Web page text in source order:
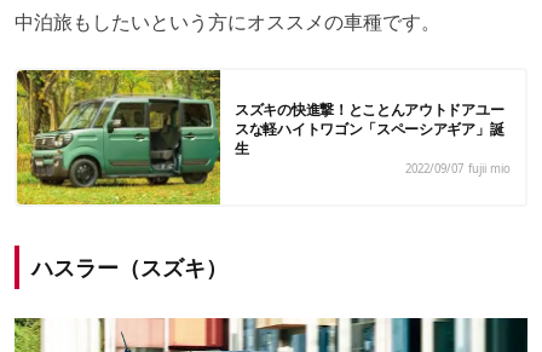
中泊旅もしたいという方にオススメの車種です。
スズキの快進撃！とことんアウトドアユー
スな軽ハイトワゴン「スペーシアギア」誕
生
2022/09/07 fujii mio
ハスラー（スズキ）